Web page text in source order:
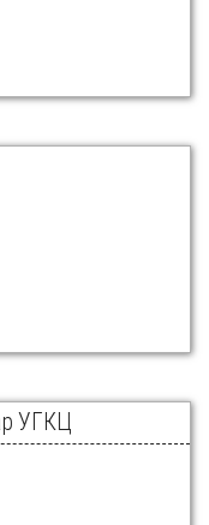
УГКЦ